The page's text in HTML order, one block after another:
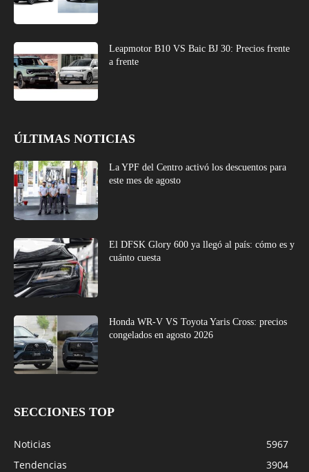
Leapmotor B10 VS Baic BJ 30: Precios frente
a frente
ÚLTIMAS NOTICIAS
La YPF del Centro activó los descuentos para
este mes de agosto
El DFSK Glory 600 ya llegó al país: cómo es y
cuánto cuesta
Honda WR-V VS Toyota Yaris Cross: precios
congelados en agosto 2026
SECCIONES TOP
Noticias
5967
Tendencias
3904